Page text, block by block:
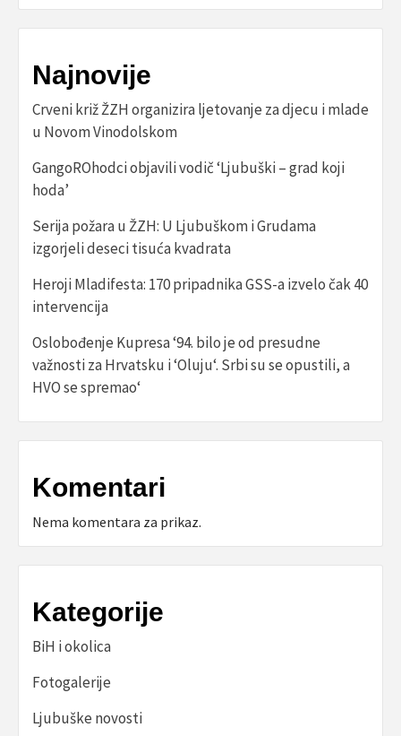
Najnovije
Crveni križ ŽZH organizira ljetovanje za djecu i mlade
u Novom Vinodolskom
GangoROhodci objavili vodič ‘Ljubuški – grad koji
hoda’
Serija požara u ŽZH: U Ljubuškom i Grudama
izgorjeli deseci tisuća kvadrata
Heroji Mladifesta: 170 pripadnika GSS-a izvelo čak 40
intervencija
Oslobođenje Kupresa ‘94. bilo je od presudne
važnosti za Hrvatsku i ‘Oluju‘. Srbi su se opustili, a
HVO se spremao‘
Komentari
Nema komentara za prikaz.
Kategorije
BiH i okolica
Fotogalerije
Ljubuške novosti